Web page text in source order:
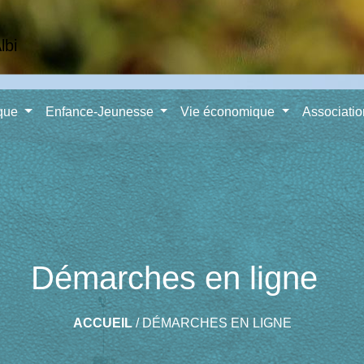
Enfance-Jeunesse Vie économique
Démarches en ligne
ACCUEIL/ DÉMARCHES EN LIGNE